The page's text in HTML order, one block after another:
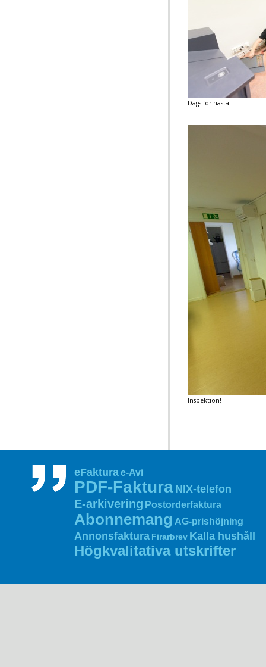
Dags för nästa!
Inspektion!
eFakturae-Avi
PDF‑Faktura NIX‑telefon
E‑arkivering Postorderfaktura
Abonnemang AG‑prishöjning
Annonsfaktura Firarbrev Kalla hushåll
Högkvalitativa utskrifter